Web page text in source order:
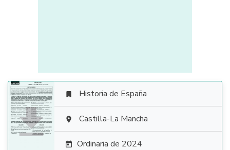

 Historia de España
 Castilla-La Mancha
 Ordinaria de 2024